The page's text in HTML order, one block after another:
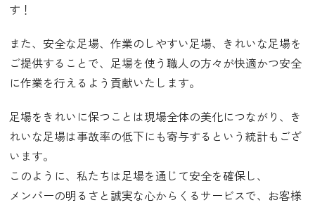
す！
また、安全な足場、作業のしやすい足場、きれいな足場を
ご提供することで、足場を使う職人の方々が快適かつ安全
に作業を行えるよう貢献いたします。
足場をきれいに保つことは現場全体の美化につながり、き
れいな足場は事故率の低下にも寄与するという統計もござ
います。
このように、私たちは足場を通じて安全を確保し、
メンバーの明るさと誠実な心からくるサービスで、お客様